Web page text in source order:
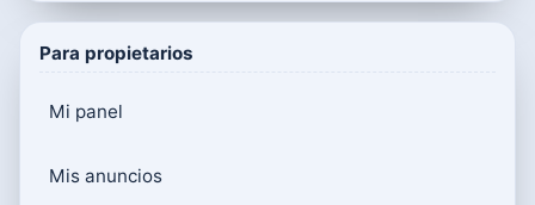
Para propietarios
Mi panel
Mis anuncios